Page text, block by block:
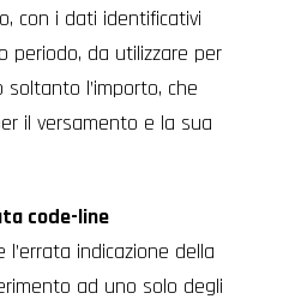
con i dati identificativi
periodo, da utilizzare per
l’importo, che
il versamento e la sua
code-line
l’errata indicazione della
ad uno solo degli